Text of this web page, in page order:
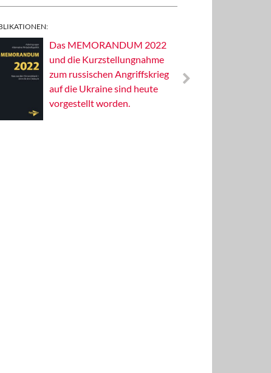
Das MEMORANDUM 2022
und die Kurzstellungnahme
zum russischen Angriffskrieg
auf die Ukraine sind heute
vorgestellt worden.